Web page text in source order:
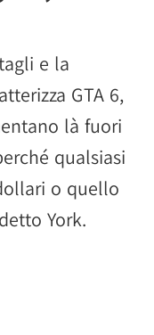
e la
GTA 6,
là fuori
qualsiasi
o quello
York.